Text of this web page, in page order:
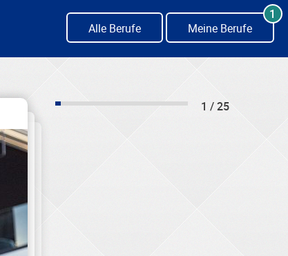
Alle Berufe Meine Berufe
1
1 / 25